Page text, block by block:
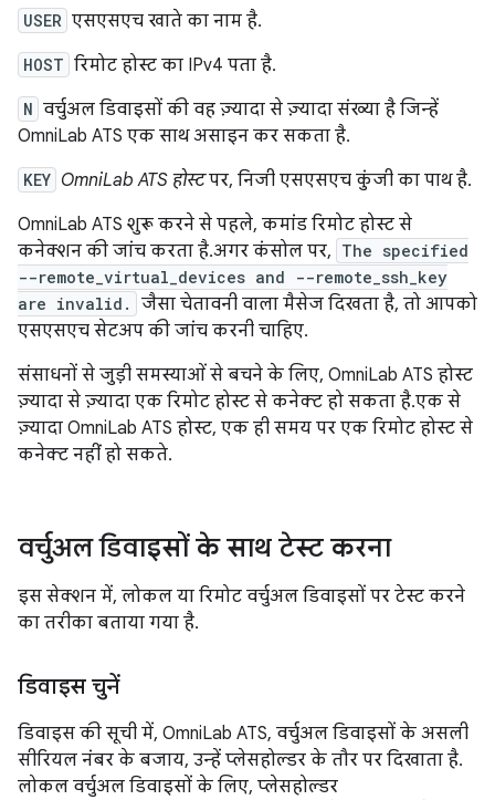
USER एसएसएच खाते का नाम है.
HOST रिमोट होस्ट का IPv4 पता है.
N वर्चुअल डिवाइसों की वह ज़्यादा से ज़्यादा संख्या है जिन्हें
OmniLab ATS एक साथ असाइन कर सकता है.
KEY OmniLab ATS होस्टपर, निजी एसएसएच कुंजी का पाथ है.
OmniLab ATS शुरू करने से पहले, कमांड रिमोट होस्ट से
कनेक्शन की जांच करता है. अगर कंसोल पर, The specified
--remote_virtual_devices and --remote_ssh_key
are invalid.
जैसा चेतावनी वाला मैसेज दिखता है, तो आपको
एसएसएच सेटअप की जांच करनी चाहिए.
संसाधनों से जुड़ी समस्याओं से बचने के लिए, OmniLab ATS होस्ट
ज़्यादा से ज़्यादा एक रिमोट होस्ट से कनेक्ट हो सकता है. एक से
ज़्यादा OmniLab ATS होस्ट, एक ही समय पर एक रिमोट होस्ट से
कनेक्ट नहीं हो सकते.
वर्चुअल डिवाइसों के साथ टेस्ट करना
इस सेक्शन में, लोकल या रिमोट वर्चुअल डिवाइसों पर टेस्ट करने
का तरीका बताया गया है.
डिवाइस चुनें
डिवाइस की सूची में, OmniLab ATS, वर्चुअल डिवाइसों के असली
सीरियल नंबर के बजाय, उन्हें प्लेसहोल्डर के तौर पर दिखाता है.
लोकल वर्चुअल डिवाइसों के लिए, प्लेसहोल्डर